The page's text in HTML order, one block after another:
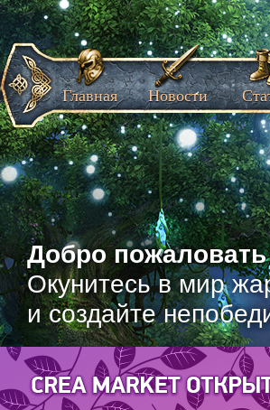
Добро
Окунитесь в мир
и создайте
Главная Новости